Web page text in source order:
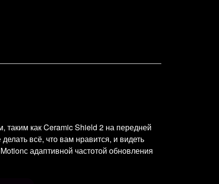
как Ceramic Shield 2 на передней
всё, что вам нравится, и видеть
адаптивной частотой обновления